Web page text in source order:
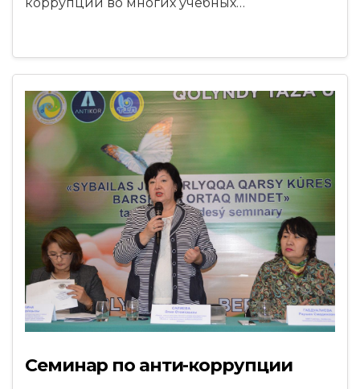
Семинар по анти-коррупции